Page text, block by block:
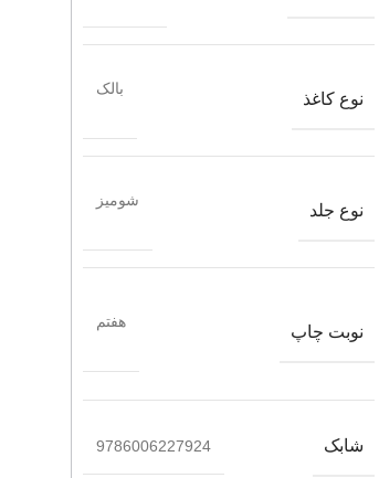
نوع کاغذ
بالک
نوع جلد
شومیز
نوبت چاپ
هفتم
شابک 9786006227924